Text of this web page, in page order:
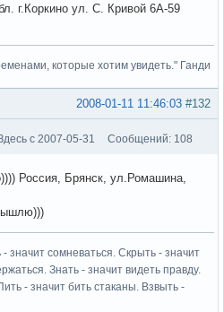
г.Коркино ул. С. Кривой 6А-59
которые хотим увидеть." Ганди
#132
2008-01-11 11:46:03
с 2007-05-31 Сообщений: 108
Россия, Брянск, ул.Ромашина,
сомневаться. Скрыть - значит
Знать - значит видеть правду.
- значит бить стаканы. Взвыть -